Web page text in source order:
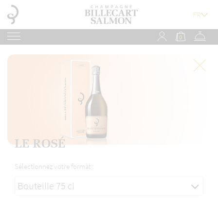
0
LE ROSÉ
Sélectionnez votre format :
Bouteille 75 cl